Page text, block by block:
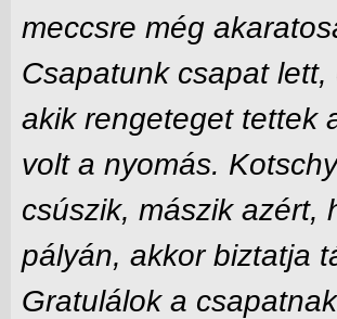
meccsre még
Csapatunk csapat
akik rengeteget tettek
volt a nyomás.
csúszik, mászik azért,
pályán, akkor biztatja
Gratulálok a